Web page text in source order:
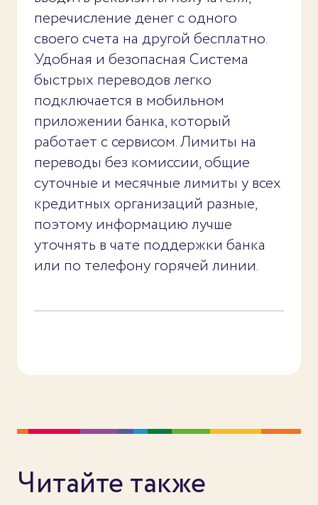
перечисление денег с одного
своего счета на другой бесплатно.
Удобная и безопасная Система
быстрых переводов легко
подключается в мобильном
приложении банка, который
работает с сервисом. Лимиты на
переводы без комиссии, общие
суточные и месячные лимиты у всех
кредитных организаций разные,
поэтому информацию лучше
уточнять в чате поддержки банка
или по телефону горячей линии.
Читайте также